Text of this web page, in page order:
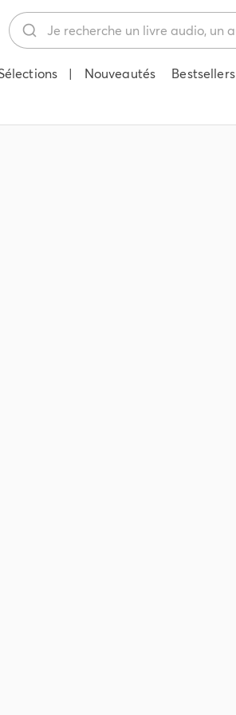
| Nouveautés Bestsellers